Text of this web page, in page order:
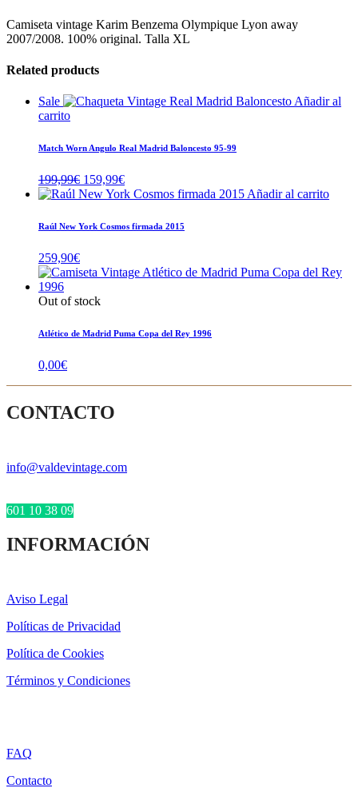
Camiseta vintage Karim Benzema Olympique Lyon away
2007/2008. 100% original. Talla XL
Related products
Sale
Añadir al
carrito
Match Worn Angulo Real Madrid Baloncesto 95-99
199,99€ El
precio
era:
159,99€El
precio
es:
Añadir al carrito
Raúl New York Cosmos firmada 2015
259,90€
Out of stock
Atlético de Madrid Puma Copa del Rey 1996
0,00€
CONTACTO
info@valdevintage.com
601 10 38 09
INFORMACIÓN
Aviso Legal
Políticas de Privacidad
Política de Cookies
Términos y Condiciones
FAQ
Contacto